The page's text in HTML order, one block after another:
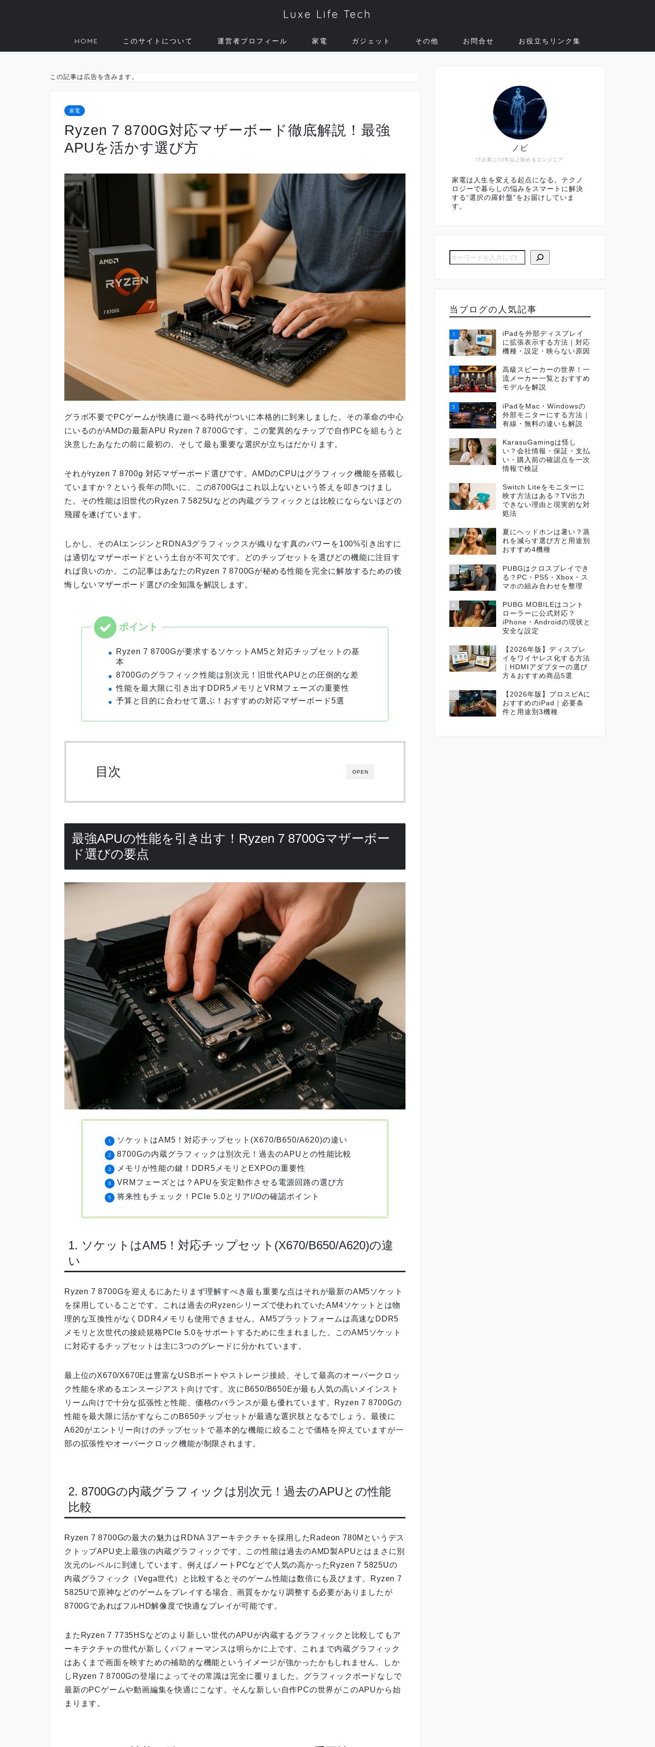
Luxe Life Tech
HOME このサイトについて 運営者プロフィール 家電 ガジェット その他 お問合せ お役立ちリンク集
この記事は広告を含みます。
家電
Ryzen 7 8700G対応マザーボード徹底解説！最強
APUを活かす選び方
グラボ不要でPCゲームが快適に遊べる時代がついに本格的に到来しました。その革命の中心
にいるのがAMDの最新APU Ryzen 7 8700Gです。この驚異的なチップで自作PCを組もうと
決意したあなたの前に最初の、そして最も重要な選択が立ちはだかります。
それがryzen 7 8700g 対応マザーボード選びです。AMDのCPUはグラフィック機能を搭載し
ていますか？という長年の問いに、この8700Gはこれ以上ないという答えを叩きつけまし
た。その性能は旧世代のRyzen 7 5825Uなどの内蔵グラフィックとは比較にならないほどの
飛躍を遂げています。
しかし、そのAIエンジンとRDNA3グラフィックスが織りなす真のパワーを100%引き出すに
は適切なマザーボードという土台が不可欠です。どのチップセットを選びどの機能に注目す
れば良いのか。この記事はあなたのRyzen 7 8700Gが秘める性能を完全に解放するための後
悔しないマザーボード選びの全知識を解説します。
Ryzen 7 8700Gが要求するソケットAM5と対応チップセットの基
本
8700Gのグラフィック性能は別次元！旧世代APUとの圧倒的な差
性能を最大限に引き出すDDR5メモリとVRMフェーズの重要性
予算と目的に合わせて選ぶ！おすすめの対応マザーボード5選
OPEN
目次
最強APUの性能を引き出す！Ryzen 7 8700Gマザーボー
ド選びの要点
ソケットはAM5！対応チップセット(X670/B650/A620)の違い
8700Gの内蔵グラフィックは別次元！過去のAPUとの性能比較
メモリが性能の鍵！DDR5メモリとEXPOの重要性
VRMフェーズとは？APUを安定動作させる電源回路の選び方
将来性もチェック！PCIe 5.0とリアI/Oの確認ポイント
1. ソケットはAM5！対応チップセット(X670/B650/A620)の違
い
Ryzen 7 8700Gを迎えるにあたりまず理解すべき最も重要な点はそれが最新のAM5ソケット
を採用していることです。これは過去のRyzenシリーズで使われていたAM4ソケットとは物
理的な互換性がなくDDR4メモリも使用できません。AM5プラットフォームは高速なDDR5
メモリと次世代の接続規格PCIe 5.0をサポートするために生まれました。このAM5ソケット
に対応するチップセットは主に3つのグレードに分かれています。
最上位のX670/X670Eは豊富なUSBポートやストレージ接続、そして最高のオーバークロッ
ク性能を求めるエンスージアスト向けです。次にB650/B650Eが最も人気の高いメインスト
リーム向けで十分な拡張性と性能、価格のバランスが最も優れています。Ryzen 7 8700Gの
性能を最大限に活かすならこのB650チップセットが最適な選択肢となるでしょう。最後に
A620がエントリー向けのチップセットで基本的な機能に絞ることで価格を抑えていますが一
部の拡張性やオーバークロック機能が制限されます。
2. 8700Gの内蔵グラフィックは別次元！過去のAPUとの性能
比較
Ryzen 7 8700Gの最大の魅力はRDNA 3アーキテクチャを採用したRadeon 780Mというデス
クトップAPU史上最強の内蔵グラフィックです。この性能は過去のAMD製APUとはまさに別
次元のレベルに到達しています。例えばノートPCなどで人気の高かったRyzen 7 5825Uの
内蔵グラフィック（Vega世代）と比較するとそのゲーム性能は数倍にも及びます。Ryzen 7
5825Uで原神などのゲームをプレイする場合、画質をかなり調整する必要がありましたが
8700GであればフルHD解像度で快適なプレイが可能です。
またRyzen 7 7735HSなどのより新しい世代のAPUが内蔵するグラフィックと比較してもア
ーキテクチャの世代が新しくパフォーマンスは明らかに上です。これまで内蔵グラフィック
はあくまで画面を映すための補助的な機能というイメージが強かったかもしれません。しか
しRyzen 7 8700Gの登場によってその常識は完全に覆りました。グラフィックボードなしで
最新のPCゲームや動画編集を快適にこなす。そんな新しい自作PCの世界がこのAPUから始
まります。
IT企業に10年以上勤めるエンジニア
ノビ
家電は人生を変える起点になる。テクノ
ロジーで暮らしの悩みをスマートに解決
する“選択の羅針盤”をお届けしていま
す。
当ブログの人気記事
1
iPadを外部ディスプレイ
に拡張表示する方法｜対応
機種・設定・映らない原因
2
高級スピーカーの世界！一
流メーカー一覧とおすすめ
モデルを解説
3
iPadをMac・Windowsの
外部モニターにする方法｜
有線・無料の違いも解説
4
KarasuGamingは怪し
い？会社情報・保証・支払
い・購入前の確認点を一次
情報で検証
5
Switch Liteをモニターに
映す方法はある？TV出力
できない理由と現実的な対
処法
6
夏にヘッドホンは暑い？蒸
れを減らす選び方と用途別
おすすめ4機種
7
PUBGはクロスプレイでき
る？PC・PS5・Xbox・ス
マホの組み合わせを整理
8
PUBG MOBILEはコント
ローラーに公式対応？
iPhone・Androidの現状と
安全な設定
9
【2026年版】ディスプレ
イをワイヤレス化する方法
｜HDMIアダプターの選び
方＆おすすめ商品5選
10
【2026年版】プロスピAに
おすすめのiPad｜必要条
件と用途別3機種